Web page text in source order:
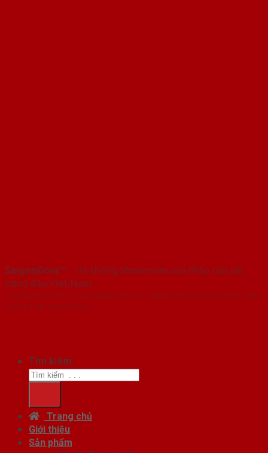
SaigonDoor™ - Hệ thống Showroom cửa thép cửa sắt
hàng đầu Việt Nam
Copyright ⓒ 2016 – 2026 SaigonDoor™ - www.cuathepcuasat.com | Đơn
vị chủ quản SaigonDoor
Tìm kiếm:
Trang chủ
Giới thiệu
Sản phẩm